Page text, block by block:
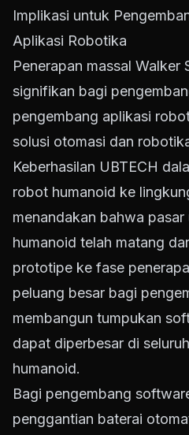
Implikasi untuk
Aplikasi Robotika
Penerapan massal Walker
signifikan bagi
pengembang aplikasi
solusi otomasi dan
Keberhasilan UBTECH
robot humanoid ke
menandakan bahwa
humanoid telah matang
prototipe ke fase
peluang besar bagi
membangun tumpukan
dapat diperbesar di
humanoid.
Bagi pengembang
penggantian baterai